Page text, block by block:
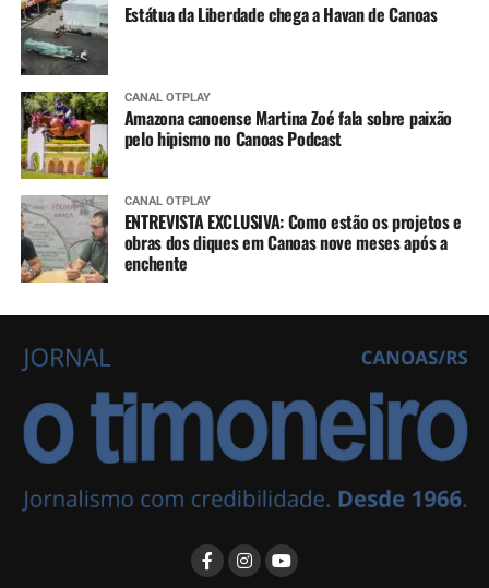
Estátua da Liberdade chega a Havan de Canoas
CANAL OTPLAY
Amazona canoense Martina Zoé fala sobre paixão
pelo hipismo no Canoas Podcast
CANAL OTPLAY
ENTREVISTA EXCLUSIVA: Como estão os projetos e
obras dos diques em Canoas nove meses após a
enchente